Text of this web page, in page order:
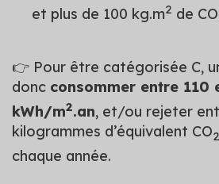
et plus de 100 kg.m2 de CO
👉 Pour être catégorisée C,
donc consommer entre 110
kWh/m2.an, et/ou rejeter
kilogrammes d’équivalent CO2
chaque année.